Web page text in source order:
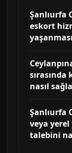
Şanlıurfa
eskort
sırasında
nasıl
Şanlıurfa
veya
talebini